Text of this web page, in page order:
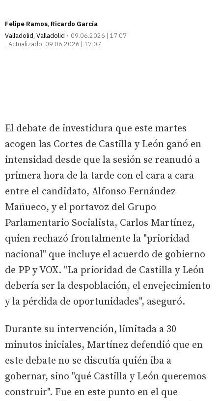
Felipe Ramos Ricardo García
Valladolid, Valladolid
09.06.2026 | 17:07
Actualizado: 09.06.2026 | 17:07
El debate de investidura que este martes
acogen las Cortes de Castilla y León ganó en
intensidad desde que la sesión se reanudó a
primera hora de la tarde con el cara a cara
entre el candidato, Alfonso Fernández
Mañueco, y el portavoz del Grupo
Parlamentario Socialista, Carlos Martínez,
quien rechazó frontalmente la "prioridad
nacional" que incluye el acuerdo de gobierno
de PP y VOX. "La prioridad de Castilla y León
debería ser la despoblación, el envejecimiento
y la pérdida de oportunidades", aseguró.
Durante su intervención, limitada a 30
minutos iniciales, Martínez defendió que en
este debate no se discutía quién iba a
gobernar, sino "qué Castilla y León queremos
construir". Fue en este punto en el que